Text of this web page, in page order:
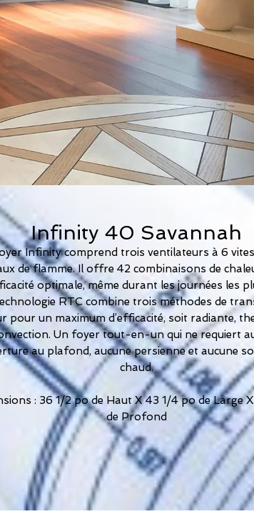
Infinity 40 Savannah
Infinity comprend trois ventilateurs à 6
de flamme. Il offre 42 combinaisons de
optimale, même durant les journées les
RTC combine trois méthodes de
pour un maximum d’efficacité, soit radiante,
Un foyer tout-en-un qui ne requiert
au plafond, aucune persienne et aucune
chaud.
: 36 1/2 po de Haut X 43 1/4 po de Large
de Profond